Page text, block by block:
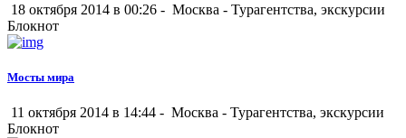
18 октября 2014 в 00:26 - Москва - Турагентства, экскурсии
Блокнот
Мосты мира
11 октября 2014 в 14:44 - Москва - Турагентства, экскурсии
Блокнот